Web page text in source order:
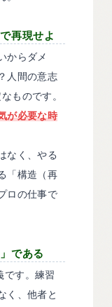
再現せよ
からダメ
人間の意志
ものです。
が必要な時
なく、やる
「構造（再
ロの仕事で
である
です。練習
く、他者と